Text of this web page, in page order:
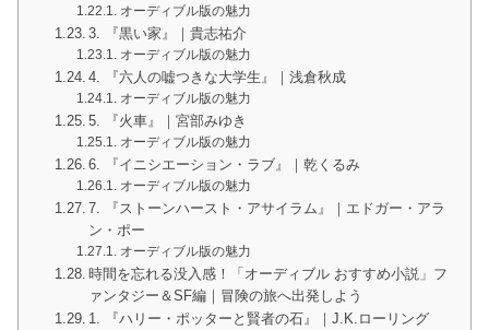
オーディブル版の魅力
3. 『黒い家』｜貴志祐介
オーディブル版の魅力
4. 『六人の嘘つきな大学生』｜浅倉秋成
オーディブル版の魅力
5. 『火車』｜宮部みゆき
オーディブル版の魅力
6. 『イニシエーション・ラブ』｜乾くるみ
オーディブル版の魅力
7. 『ストーンハースト・アサイラム』｜エドガー・アラ
ン・ポー
オーディブル版の魅力
時間を忘れる没入感！「オーディブル おすすめ小説」フ
ァンタジー＆SF編｜冒険の旅へ出発しよう
1. 『ハリー・ポッターと賢者の石』｜J.K.ローリング